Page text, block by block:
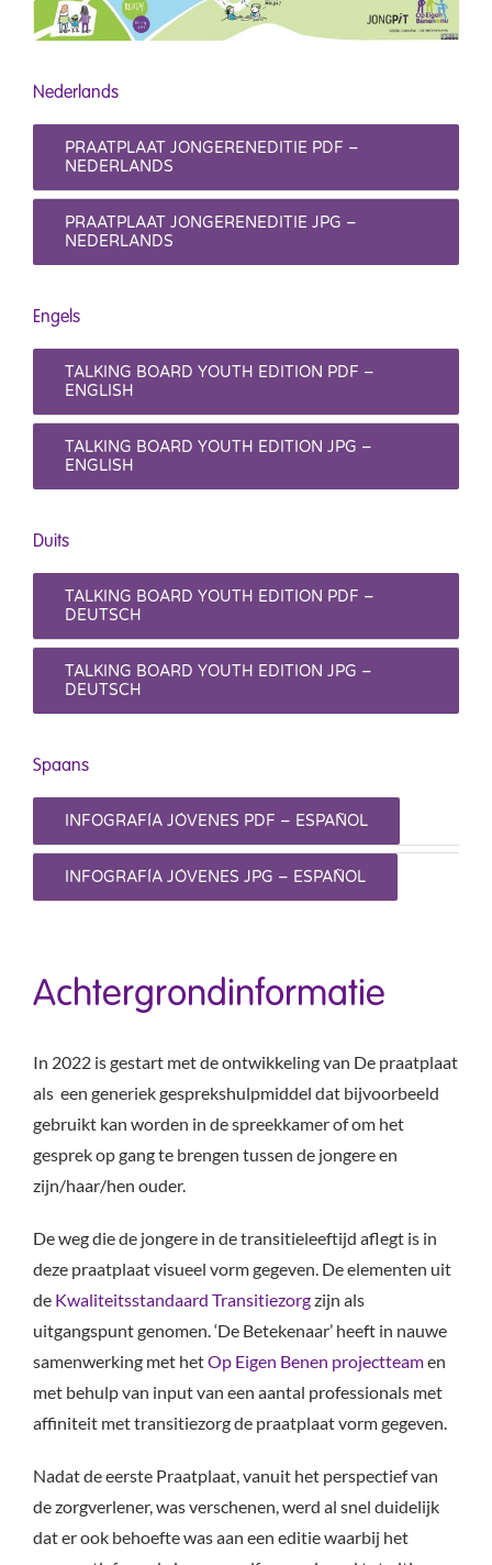
Nederlands
PRAATPLAAT JONGERENEDITIE PDF –
NEDERLANDS
PRAATPLAAT JONGERENEDITIE JPG –
NEDERLANDS
Engels
TALKING BOARD YOUTH EDITION PDF –
ENGLISH
TALKING BOARD YOUTH EDITION JPG –
ENGLISH
Duits
TALKING BOARD YOUTH EDITION PDF –
DEUTSCH
TALKING BOARD YOUTH EDITION JPG –
DEUTSCH
Spaans
INFOGRAFÍA JÓVENES PDF – ESPAÑOL
INFOGRAFÍA JÓVENES JPG – ESPAÑOL
Achtergrondinformatie
In 2022 is gestart met de ontwikkeling van De praatplaat
als een generiek gesprekshulpmiddel dat bijvoorbeeld
gebruikt kan worden in de spreekkamer of om het
gesprek op gang te brengen tussen de jongere en
zijn/haar/hen ouder.
De weg die de jongere in de transitieleeftijd aflegt is in
deze praatplaat visueel vorm gegeven. De elementen uit
de Kwaliteitsstandaard Transitiezorgzijn als
uitgangspunt genomen. ‘De Betekenaar’ heeft in nauwe
samenwerking met hetOp Eigen Benen projectteamen
met behulp van input van een aantal professionals met
affiniteit met transitiezorg de praatplaat vorm gegeven.
Nadat de eerste Praatplaat, vanuit het perspectief van
de zorgverlener, was verschenen, werd al snel duidelijk
dat er ook behoefte was aan een editie waarbij het